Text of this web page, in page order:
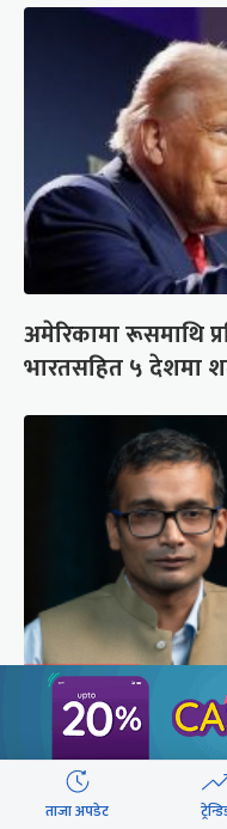
अमेरिकामा रूसमाथि
भारतसहित ५ देशमा
मुगल आक्रमणले
खाल्डोले कसरी जोगायो
ताजा अपडेट